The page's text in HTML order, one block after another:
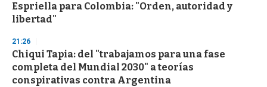
Espriella para Colombia: "Orden, autoridad y
libertad"
21:26
Chiqui Tapia: del "trabajamos para una fase
completa del Mundial 2030" a teorías
conspirativas contra Argentina